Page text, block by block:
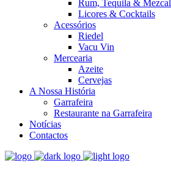
Rum, Tequila & Mezcal
Licores & Cocktails
Acessórios
Riedel
Vacu Vin
Mercearia
Azeite
Cervejas
A Nossa História
Garrafeira
Restaurante na Garrafeira
Notícias
Contactos